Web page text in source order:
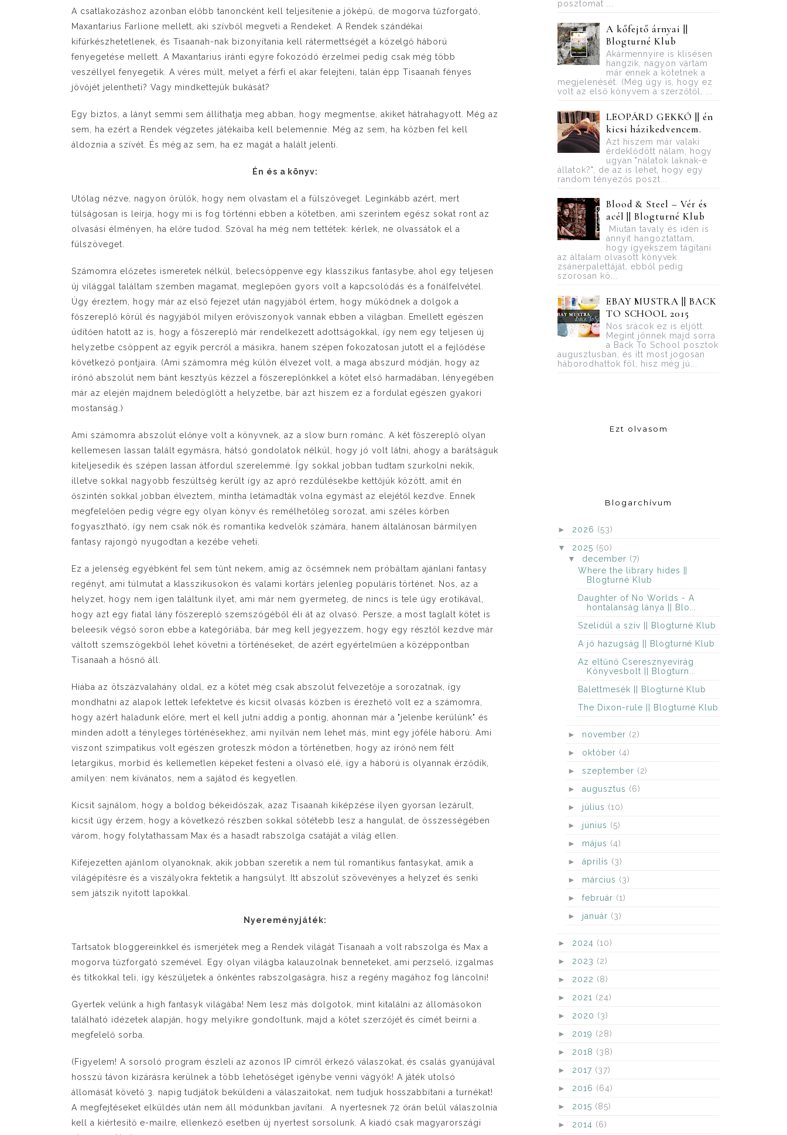
A csatlakozáshoz azonban előbb tanoncként kell teljesítenie a jóképű, de mogorva tűzforgató,
Maxantarius Farlione mellett, aki szívből megveti a Rendeket. A Rendek szándékai
kifürkészhetetlenek, és Tisaanah-nak bizonyítania kell rátermettségét a közelgő háború
fenyegetése mellett. A Maxantarius iránti egyre fokozódó érzelmei pedig csak még több
veszéllyel fenyegetik. A véres múlt, melyet a férfi el akar felejteni, talán épp Tisaanah fényes
jövőjét jelentheti? Vagy mindkettejük bukását?
Egy biztos, a lányt semmi sem állíthatja meg abban, hogy megmentse, akiket hátrahagyott. Még az
sem, ha ezért a Rendek végzetes játékaiba kell belemennie. Még az sem, ha közben fel kell
áldoznia a szívét. És még az sem, ha ez magát a halált jelenti.
Én és a könyv:
Utólag nézve, nagyon örülök, hogy nem olvastam el a fülszöveget. Leginkább azért, mert
túlságosan is leírja, hogy mi is fog történni ebben a kötetben, ami szerintem egész sokat ront az
olvasási élményen, ha előre tudod. Szóval ha még nem tettétek: kérlek, ne olvassátok el a
fülszöveget.
Számomra előzetes ismeretek nélkül, belecsöppenve egy klasszikus fantasybe, ahol egy teljesen
új világgal találtam szemben magamat, meglepően gyors volt a kapcsolódás és a fonálfelvétel.
Úgy éreztem, hogy már az első fejezet után nagyjából értem, hogy működnek a dolgok a
főszereplő körül és nagyjából milyen erőviszonyok vannak ebben a világban. Emellett egészen
üdítően hatott az is, hogy a főszereplő már rendelkezett adottságokkal, így nem egy teljesen új
helyzetbe csöppent az egyik percről a másikra, hanem szépen fokozatosan jutott el a fejlődése
következő pontjaira. (Ami számomra még külön élvezet volt, a maga abszurd módján, hogy az
írónő abszolút nem bánt kesztyűs kézzel a főszereplőnkkel a kötet első harmadában, lényegében
már az elején majdnem beledöglött a helyzetbe, bár azt hiszem ez a fordulat egészen gyakori
mostanság.)
Ami számomra abszolút előnye volt a könyvnek, az a slow burn románc. A két főszereplő olyan
kellemesen lassan talált egymásra, hátsó gondolatok nélkül, hogy jó volt látni, ahogy a barátságuk
kiteljesedik és szépen lassan átfordul szerelemmé. Így sokkal jobban tudtam szurkolni nekik,
illetve sokkal nagyobb feszültség került így az apró rezdülésekbe kettőjük között, amit én
őszintén sokkal jobban élveztem, mintha letámadták volna egymást az elejétől kezdve. Ennek
megfelelően pedig végre egy olyan könyv és remélhetőleg sorozat, ami széles körben
fogyasztható, így nem csak nők és romantika kedvelők számára, hanem általánosan bármilyen
fantasy rajongó nyugodtan a kezébe veheti.
Ez a jelenség egyébként fel sem tűnt nekem, amíg az öcsémnek nem próbáltam ajánlani fantasy
regényt, ami túlmutat a klasszikusokon és valami kortárs jelenleg populáris történet. Nos, az a
helyzet, hogy nem igen találtunk ilyet, ami már nem gyermeteg, de nincs is tele úgy erotikával,
hogy azt egy fiatal lány főszereplő szemszögéből éli át az olvasó. Persze, a most taglalt kötet is
beleesik végső soron ebbe a kategóriába, bár meg kell jegyezzem, hogy egy résztől kezdve már
váltott szemszögekből lehet követni a történéseket, de azért egyértelműen a középpontban
Tisanaah a hősnő áll.
Hiába az ötszázvalahány oldal, ez a kötet még csak abszolút felvezetője a sorozatnak, így
mondhatni az alapok lettek lefektetve és kicsit olvasás közben is érezhető volt ez a számomra,
hogy azért haladunk előre, mert el kell jutni addig a pontig, ahonnan már a "jelenbe kerülünk" és
minden adott a tényleges történésekhez, ami nyilván nem lehet más, mint egy jóféle háború. Ami
viszont szimpatikus volt egészen groteszk módon a történetben, hogy az írónő nem félt
letargikus, morbid és kellemetlen képeket festeni a olvasó elé, így a háború is olyannak érződik,
amilyen: nem kívánatos, nem a sajátod és kegyetlen.
Kicsit sajnálom, hogy a boldog békeidőszak, azaz Tisaanah kiképzése ilyen gyorsan lezárult,
kicsit úgy érzem, hogy a következő részben sokkal sötétebb lesz a hangulat, de összességében
várom, hogy folytathassam Max és a hasadt rabszolga csatáját a világ ellen.
Kifejezetten ajánlom olyanoknak, akik jobban szeretik a nem túl romantikus fantasykat, amik a
világépítésre és a viszályokra fektetik a hangsúlyt. Itt abszolút szövevényes a helyzet és senki
sem játszik nyitott lapokkal.
Nyereményjáték:
Tartsatok bloggereinkkel és ismerjétek meg a Rendek világát Tisanaah a volt rabszolga és Max a
mogorva tűzforgató szemével. Egy olyan világba kalauzolnak benneteket, ami perzselő, izgalmas
és titkokkal teli, így készüljetek a önkéntes rabszolgaságra, hisz a regény magához fog láncolni!
Gyertek velünk a high fantasyk világába! Nem lesz más dolgotok, mint kitalálni az állomásokon
található idézetek alapján, hogy melyikre gondoltunk, majd a kötet szerzőjét és címét beírni a
megfelelő sorba.
(Figyelem! A sorsoló program észleli az azonos IP címről érkező válaszokat, és csalás gyanújával
hosszú távon kizárásra kerülnek a több lehetőséget igénybe venni vágyók! A játék utolsó
állomását követő 3. napig tudjátok beküldeni a válaszaitokat, nem tudjuk hosszabbítani a turnékat!
A megfejtéseket elküldés után nem áll módunkban javítani. A nyertesnek 72 órán belül válaszolnia
kell a kiértesítő e-mailre, ellenkező esetben új nyertest sorsolunk. A kiadó csak magyarországi
posztomat ...
A kőfejtő árnyai ||
Blogturné Klub
Akármennyire is klisésen
hangzik, nagyon vártam
már ennek a kötetnek a
megjelenését. (Még úgy is, hogy ez
volt az első könyvem a szerzőtől, ...
LEOPÁRD GEKKÓ || én
kicsi házikedvencem.
Azt hiszem már valaki
érdeklődött nálam, hogy
ugyan "nálatok laknak-e
állatok?", de az is lehet, hogy egy
random tényezős poszt...
Blood ​& Steel – Vér és
acél || Blogturné Klub
Miután tavaly és idén is
annyit hangoztattam,
hogy igyekszem tágítani
az általam olvasott könyvek
zsánerpalettáját, ebből pedig
szorosan kö...
EBAY MUSTRA || BACK
TO SCHOOL 2015
Nos srácok ez is eljött.
Megint jönnek majd sorra
a Back To School posztok
augusztusban, és itt most jogosan
háborodhattok föl, hisz még jú...
Ezt olvasom
Blogarchívum
► 2026 (53)
▼ 2025 (50)
▼ december (7)
Where the library hides ||
Blogturné Klub
Daughter of No Worlds - A
hontalanság lánya || Blo...
Szelídül a szív || Blogturné Klub
A jó hazugság || Blogturné Klub
Az ​eltűnő Cseresznyevirág
Könyvesbolt || Blogturn...
Balettmesék || Blogturné Klub
The Dixon-rule || Blogturné Klub
► november (2)
► október (4)
► szeptember (2)
► augusztus (6)
► július (10)
► június (5)
► május (4)
► április (3)
► március (3)
► február (1)
► január (3)
► 2024 (10)
► 2023 (2)
► 2022 (8)
► 2021 (24)
► 2020 (3)
► 2019 (28)
► 2018 (38)
► 2017 (37)
► 2016 (64)
► 2015 (85)
► 2014 (6)